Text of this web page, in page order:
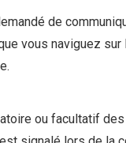
de
vous naviguez
ou facultatif